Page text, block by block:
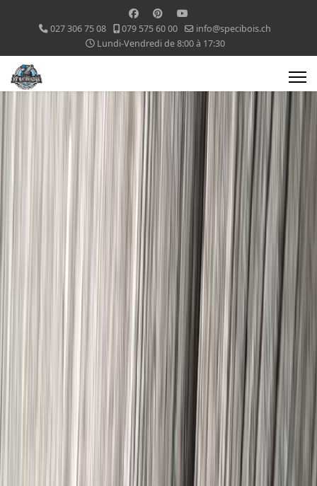
027 306 75 08 079 575 60 00
info@specibois.ch
Lundi-Vendredi de 8:00 à 17:30